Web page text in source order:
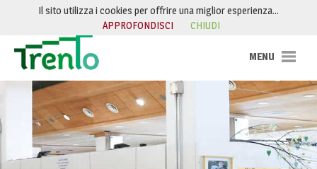
Salta al contenuto
Il sito utilizza i cookies per offrire una miglior esperienza…
APPROFONDISCI
CHIUDI